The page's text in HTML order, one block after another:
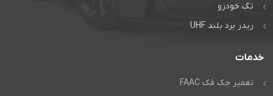
تگ خودرو
ریدر برد بلند UHF
خدمات
تعمیر جک فک FAAC